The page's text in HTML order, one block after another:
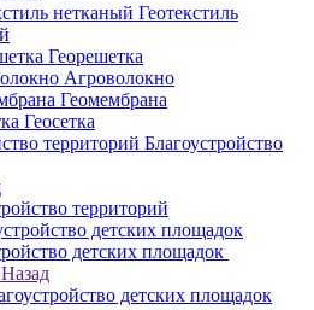
Геотекстиль
Георешетка
Агроволокно
Геомембрана
Геосетка
Благоустройство
территорий
детских площадок
Назад
детских площадок